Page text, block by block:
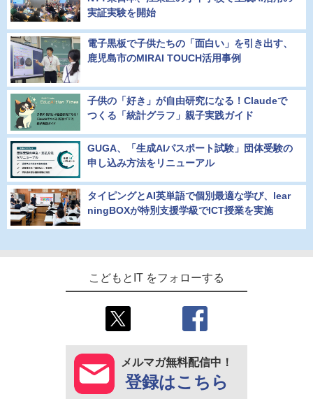
実証実験を開始
電子黒板で子供たちの「面白い」を引き出す、
鹿児島市のMIRAI TOUCH活用事例
子供の「好き」が自由研究になる！Claudeで
つくる「統計グラフ」親子実践ガイド
GUGA、「生成AIパスポート試験」団体受験の
申し込み方法をリニューアル
タイピングとAI英単語で個別最適な学び、lear
ningBOXが特別支援学級でICT授業を実施
こどもとIT をフォローする
メルマガ無料配信中！
登録はこちら